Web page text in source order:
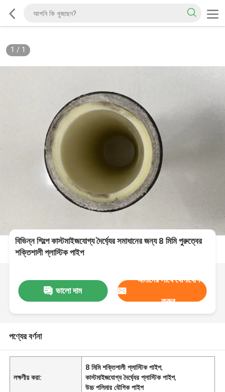
1 / 1
বিভিন্ন শিল্পে কাস্টমাইজযোগ্য দৈর্ঘ্যের সমাধানের জন্য 8 মিমি পুরুত্বের
শক্তিশালী প্লাস্টিক পাইপ
ভালো দাম
আমাদের সাথে যোগাযোগ
করুন
পণ্যের বর্ণনা
লক্ষণীয় করা:
8 মিমি শক্তিশালী প্লাস্টিক পাইপ,
কাস্টমাইজযোগ্য দৈর্ঘ্যের প্লাস্টিক পাইপ,
উচ্চ পলিমার যৌগিক পাইপ